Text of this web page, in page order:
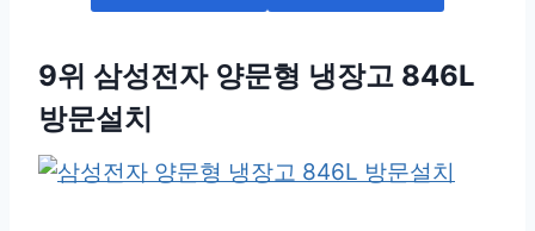
9위 삼성전자 양문형 냉장고 846L
방문설치